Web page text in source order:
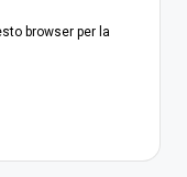
browser per la